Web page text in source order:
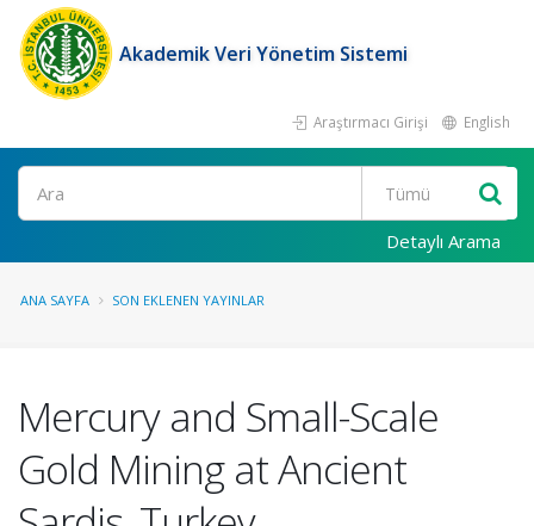
Akademik Veri Yönetim Sistemi
Araştırmacı Girişi English
Ara
Detaylı Arama
ANA SAYFA SON EKLENEN YAYINLAR
Mercury and Small-Scale
Gold Mining at Ancient